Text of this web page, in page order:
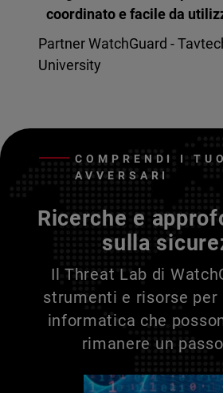
coordinato e facile da
Partner WatchGuard -
University
COMPRENDI I
AVVERSARI
Ricerche e
sulla
Il Threat Lab di
strumenti e risorse per
informatica che
rimanere un